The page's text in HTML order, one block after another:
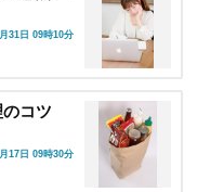
31日 09時10分
のコツ
17日 09時30分